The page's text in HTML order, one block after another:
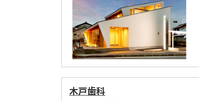
木戸歯科